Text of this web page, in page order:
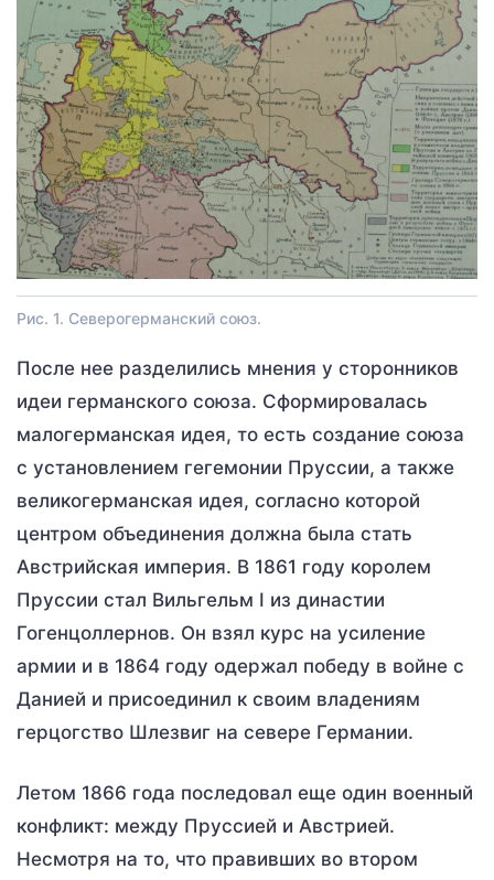
Рис. 1. Северогерманский союз.
После нее разделились мнения у сторонников
идеи германского союза. Сформировалась
малогерманская идея, то есть создание союза
с установлением гегемонии Пруссии, а также
великогерманская идея, согласно которой
центром объединения должна была стать
Австрийская империя. В 1861 году королем
Пруссии стал Вильгельм I из династии
Гогенцоллернов. Он взял курс на усиление
армии и в 1864 году одержал победу в войне с
Данией и присоединил к своим владениям
герцогство Шлезвиг на севере Германии.
Летом 1866 года последовал еще один военный
конфликт: между Пруссией и Австрией.
Несмотря на то, что правивших во втором